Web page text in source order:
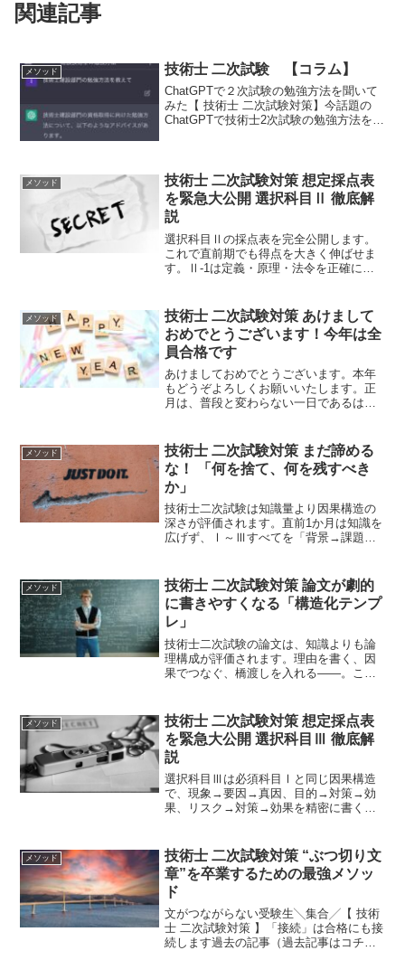
関連記事
メソッド 技術士 二次試験 【コラム】
ChatGPTで２次試験の勉強方法を聞いて
みた【 技術士 二次試験対策】今話題の
ChatGPTで技術士2次試験の勉強方法を聞
以下のよ...
メソッド
技術士 二次試験対策 想定採点表
を緊急大公開 選択科目Ⅱ 徹底解
説
選択科目Ⅱの採点表を完全公開します。
これで直前期でも得点を大きく伸ばせま
す。Ⅱ‑1は定義・原理・法令を正確に書
抽象語を避け、倫理綱領とコンピテンシ
ーを踏まえれば合格点に届きます。
メソッド
技術士 二次試験対策 あけまして
おめでとうございます！今年は全
員合格です
あけましておめでとうございます。本年
もどうぞよろしくお願いいたします。正
月は、普段と変わらない一日であるはず
をそのまま活かして、技術士合格を目標
に掲げてみませんか。
メソッド
技術士 二次試験対策 まだ諦める
な！ 「何を捨て、何を残すべき
か」
技術士二次試験は知識量より因果構造の
深さが評価されます。直前1か月は知識を
広げず、Ⅰ～Ⅲすべてを「背景→課題→
精度と経験論文の構造化を徹底すれば短
期でも合格圏に到達できます。
メソッド
技術士 二次試験対策 論文が劇的
に書きやすくなる「構造化テンプ
レ」
技術士二次試験の論文は、知識よりも論
理構成が評価されます。理由を書く、因
果でつなぐ、橋渡しを入れる——。これ
造化テンプレを活用し、ぜひ合格に向け
て論文力を高めてください
メソッド
技術士 二次試験対策 想定採点表
を緊急大公開 選択科目Ⅲ 徹底解
説
選択科目Ⅲは必須科目Ⅰと同じ因果構造
で、現象→要因→真因、目的→対策→効
果、リスク→対策→効果を精密に書くこ
LCCを具体化すれば加点が積み上がり、
直前期でも60点に届きます。
メソッド
技術士 二次試験対策 “ぶつ切り文
章”を卒業するための最強メソッ
ド
文がつながらない受験生╲集合╱【 技術
士 二次試験対策 】「接続」は合格にも接
続します過去の記事（過去記事はコチ